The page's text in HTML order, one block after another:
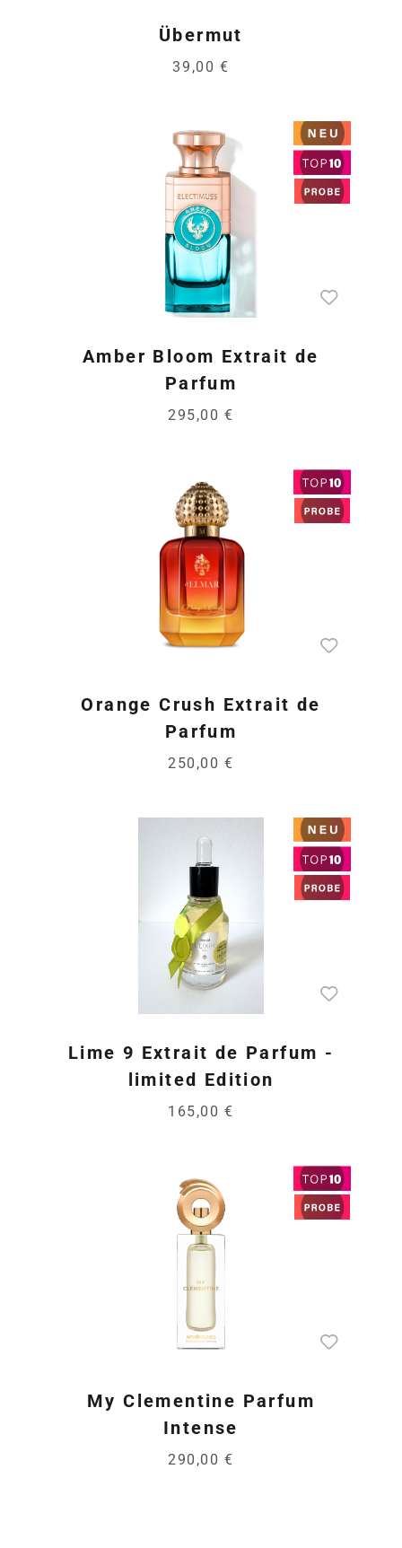
Übermut
39,00 €
Amber Bloom Extrait de
Parfum
295,00 €
Orange Crush Extrait de
Parfum
250,00 €
Lime 9 Extrait de Parfum -
limited Edition
165,00 €
My Clementine Parfum
Intense
290,00 €